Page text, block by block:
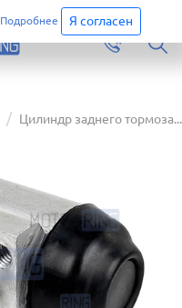
Перейти
Цилиндр заднего тормоза...
Подробнее Я согласен